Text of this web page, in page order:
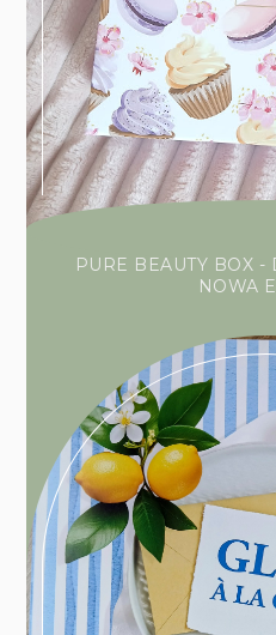
PURE BEAUTY BOX
NOWA